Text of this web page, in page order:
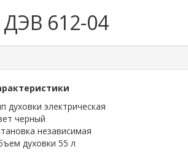
612-04
духовки электрическая
черный
независимая
духовки 55 л